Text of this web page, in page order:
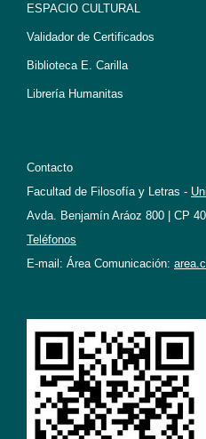
ESPACIO CULTURAL
Validador de Certificados
Biblioteca E. Carilla
Librería Humanitas
Contacto
Facultad de Filosofía y Letras -
Avda. Benjamín Aráoz 800 | CP
Teléfonos
E-mail: Área Comunicación: